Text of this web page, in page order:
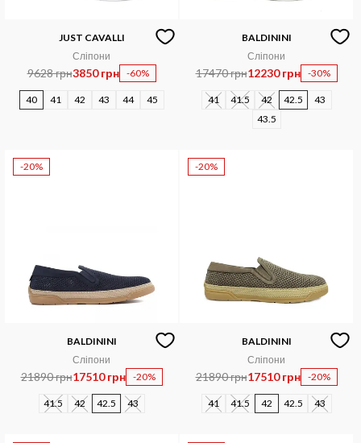
JUST CAVALLI
Сліпони
9628 грн3850 грн -60%
40 41 42 43 44 45
BALDININI
Сліпони
17470 грн12230 грн -30%
41 41.5 42 42.5
43
43.5
-20%
BALDININI
Сліпони
21890 грн17510 грн -20%
41.5 42 42.5 43
-20%
BALDININI
Сліпони
21890 грн17510 грн -20%
41 41.5 42 42.5 43